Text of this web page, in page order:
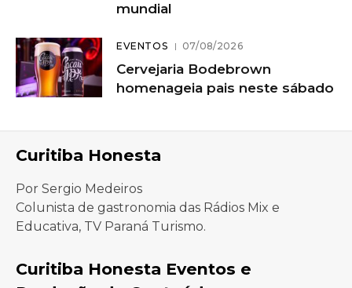
mundial
EVENTOS 07/08/2026
Cervejaria Bodebrown
homenageia pais neste sábado
Curitiba Honesta
Por Sergio Medeiros
Colunista de gastronomia das Rádios Mix e
Educativa, TV Paraná Turismo.
Curitiba Honesta Eventos e